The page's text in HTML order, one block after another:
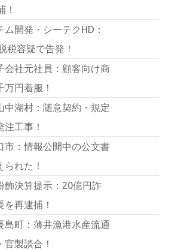
！
ム開発・シーテクHD：
税容疑で告発！
会社元社員：顧客向け商
円着服！
中湖村：随意契約・規定
工事！
市：情報公開中の公文書
られた！
飾決算提示：20億円詐
再逮捕！
島町：薄井漁港水産流通
製談合！